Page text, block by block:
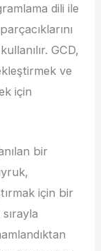
dili ile
GCD,
ve
için
bir
için bir